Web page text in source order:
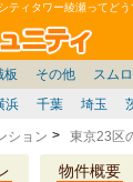
ィタワー綾瀬ってどう
マ
浜 千葉 埼玉
札幌/東北/北陸/信越
やすさ評価 見学
板
ンション雑談 マン
その他
ト 広告 バトル
スム
ガーの本音 マンシ
北 中国 九州
県 愛知県 大
住宅設備
ション 東京23区
物件概要